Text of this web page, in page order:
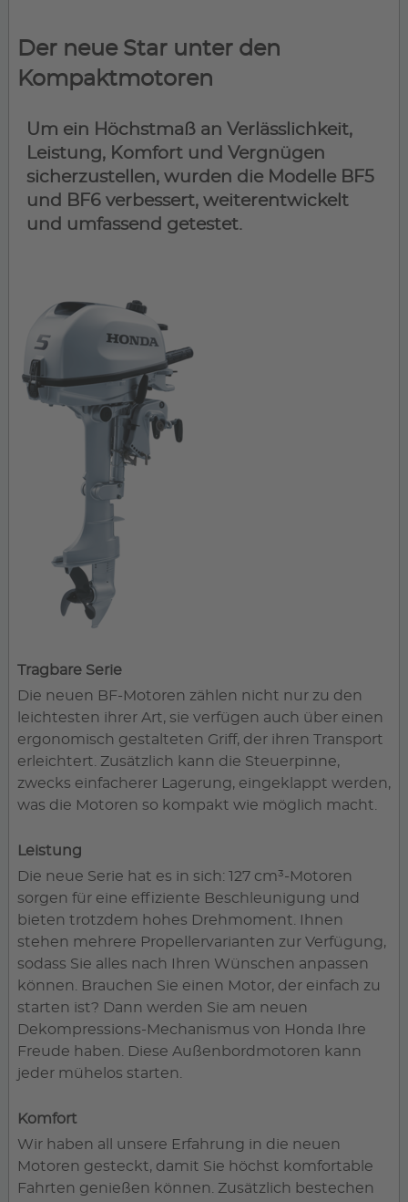
Der neue Star unter den
Kompaktmotoren
Um ein Höchstmaß an Verlässlichkeit,
Leistung, Komfort und Vergnügen
sicherzustellen, wurden die Modelle BF5
und BF6 verbessert, weiterentwickelt
und umfassend getestet.
Tragbare Serie
Die neuen BF-Motoren zählen nicht nur zu den
leichtesten ihrer Art, sie verfügen auch über einen
ergonomisch gestalteten Griff, der ihren Transport
erleichtert. Zusätzlich kann die Steuerpinne,
zwecks einfacherer Lagerung, eingeklappt werden,
was die Motoren so kompakt wie möglich macht.
Leistung
Die neue Serie hat es in sich: 127 cm³-Motoren
sorgen für eine effiziente Beschleunigung und
bieten trotzdem hohes Drehmoment. Ihnen
stehen mehrere Propellervarianten zur Verfügung,
sodass Sie alles nach Ihren Wünschen anpassen
können. Brauchen Sie einen Motor, der einfach zu
starten ist? Dann werden Sie am neuen
Dekompressions-Mechanismus von Honda Ihre
Freude haben. Diese Außenbordmotoren kann
jeder mühelos starten.
Komfort
Wir haben all unsere Erfahrung in die neuen
Motoren gesteckt, damit Sie höchst komfortable
Fahrten genießen können. Zusätzlich bestechen